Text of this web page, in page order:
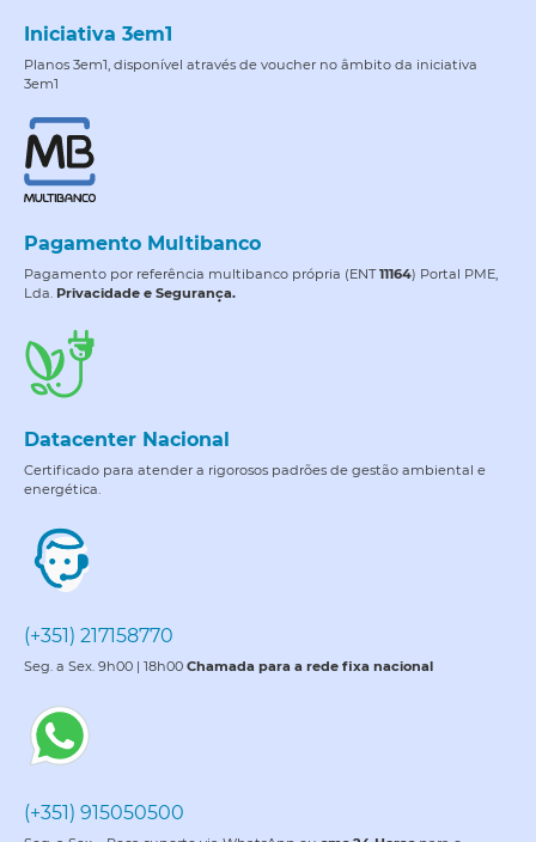
Iniciativa 3em1
Planos 3em1, disponível através de voucher no âmbito da iniciativa
3em1
Pagamento Multibanco
Pagamento por referência multibanco própria (ENT11164) Portal PME,
Lda. Privacidade e Segurança.
Datacenter Nacional
Certificado para atender a rigorosos padrões de gestão ambiental e
energética.
(+351) 217158770
Seg. a Sex. 9h00 | 18h00 Chamada para a rede fixa nacional
(+351) 915050500